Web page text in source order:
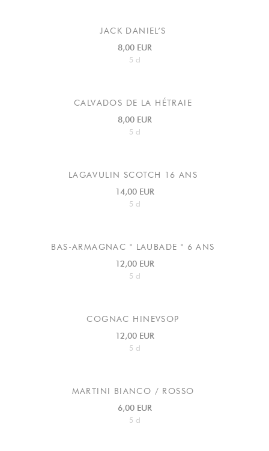
JACK DANIEL’S
8,00 EUR
5 cl
CALVADOS DE LA HÉTRAIE
8,00 EUR
5 cl
LAGAVULIN SCOTCH 16 ANS
14,00 EUR
5 cl
BAS-ARMAGNAC " LAUBADE " 6 ANS
12,00 EUR
5 cl
COGNAC HINEVSOP
12,00 EUR
5 cl
MARTINI BIANCO / ROSSO
6,00 EUR
5 cl